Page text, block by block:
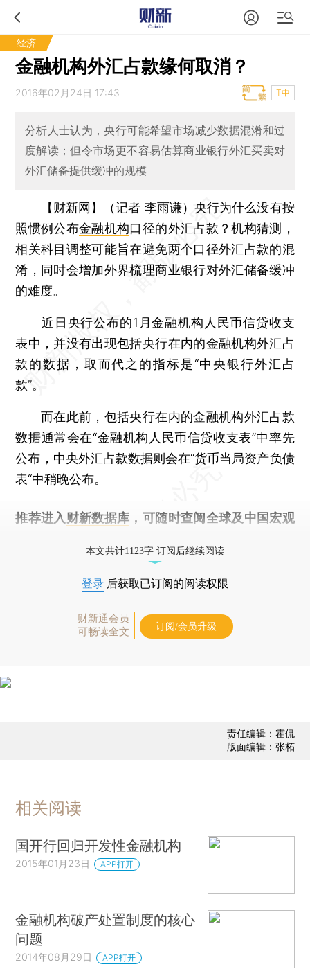
经济
金融机构外汇占款缘何取消？
2016年02月24日 17:43 T中
分析人士认为，央行可能希望市场减少数据混淆和过
度解读；但令市场更不容易估算商业银行外汇买卖对
外汇储备提供缓冲的规模
【财新网】（记者 李雨谦） 央行为什么没有按
照惯例公布金融机构口径的外汇占款？机构猜测，
相关科目调整可能旨在避免两个口径外汇占款的混
淆，同时会增加外界梳理商业银行对外汇储备缓冲
的难度。
近日央行公布的1月金融机构人民币信贷收支
表中，并没有出现包括央行在内的金融机构外汇占
款的数据，取而代之的指标是“中央银行外汇占
款”。
而在此前，包括央行在内的金融机构外汇占款
数据通常会在“金融机构人民币信贷收支表”中率先
公布，中央外汇占款数据则会在“货币当局资产负债
表“中稍晚公布。
推荐进入 财新数据库 ，可随时查阅全球及中国宏观
本文共计1123字 订阅后继续阅读
登录 后获取已订阅的阅读权限
财新通会员
可畅读全文
订阅/会员升级
责任编辑：霍侃
版面编辑：张柘
相关阅读
国开行回归开发性金融机构
2015年01月23日 APP打开
金融机构破产处置制度的核心
问题
2014年08月29日 APP打开